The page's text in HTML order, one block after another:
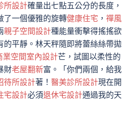
所設計確量出七點五公分的長度，
了一個優雅的旋轉健康住宅 ， 禪風
親子空間設計種能量衝擊得搖搖欲
的平靜。林天秤隨即將蕾絲絲帶拋
業空間室內設計芒，試圖以柔性的
財老屋翻新富。「你們兩個，給我
待所設計著！ 醫美診所設計現在開
宅設計必須退休宅設計通過我的天